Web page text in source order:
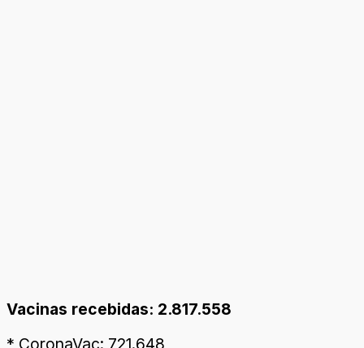
Vacinas recebidas: 2.817.558
* CoronaVac: 721.648